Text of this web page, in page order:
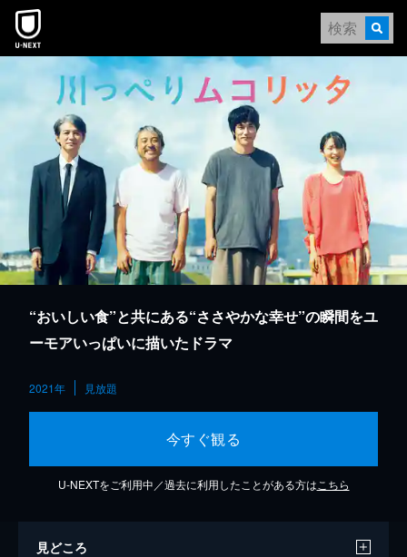
本文へスキップ
“おいしい食”と共にある“ささやかな幸せ”の瞬間をユ
ーモアいっぱいに描いたドラマ
2021年 見放題
今すぐ観る
U-NEXTをご利用中／過去に利用したことがある方は こちら
見どころ